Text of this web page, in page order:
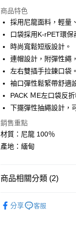
街口支付
悠遊付
Google Pay
全盈+PAY
大哥付你分期
相關說明
【大哥付你分期使用說明】
2.付款方式選擇「大哥付你
流程，驗證手機門號後，
3.實際核准額度、可分期數
無法說明評估內容。
【繳款方式說明】
醒簡訊。
2.透過簡訊連結打開帳單後
AFTEE先享後付
相關說明
【關於「AFTEE先享後付」
AFTEE先享後付是「在收
便利好安心！
３．安心：先確認商品／服
１．於結帳方式選擇「
運送方式
每筆NT$60，滿
商品特色
採用尼龍面料，輕量
口袋採用K-rPET環保
時尚寬鬆短版設計。
連帽設計，附彈性繩
左右雙插手拉鍊口袋。
袖口彈性鬆緊帶舒適
PACK ＭE左口袋反
下擺彈性抽繩設計，
銷售重點
材質：尼龍 100％
產地：緬甸
商品相關分類 (2)
分享 客服